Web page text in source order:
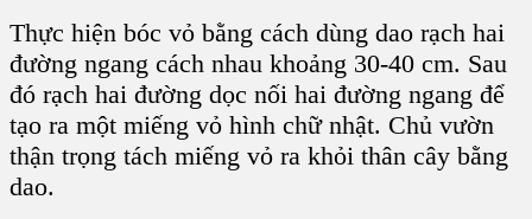
Thực hiện bóc vỏ bằng cách dùng dao rạch hai
đường ngang cách nhau khoảng 30-40 cm. Sau
đó rạch hai đường dọc nối hai đường ngang để
tạo ra một miếng vỏ hình chữ nhật. Chủ vườn
thận trọng tách miếng vỏ ra khỏi thân cây bằng
dao.